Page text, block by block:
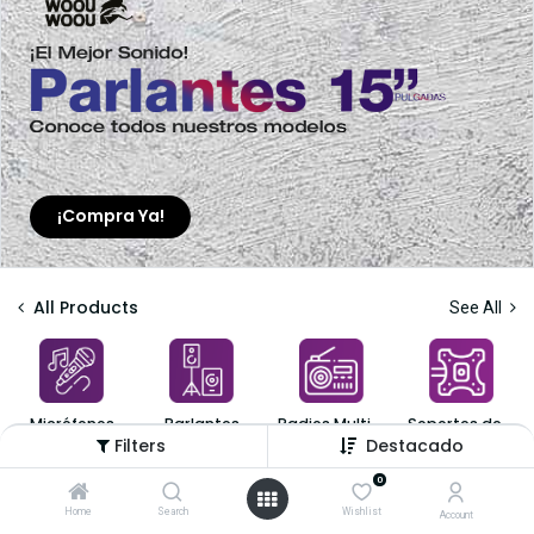
Filters Destacado
Home Search
0
Wishlist Account
¡Compra Ya!
All Products See All
Micrófonos Parlantes Radios Multibanda Soportes de TV
92 items found.